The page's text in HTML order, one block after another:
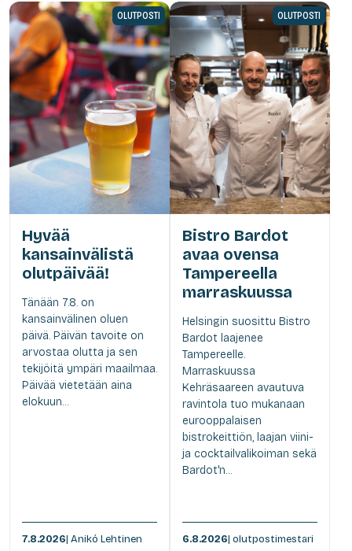
OLUTPOSTI
Hyvää
kansainvälistä
olutpäivää!
Tänään 7.8. on
kansainvälinen oluen
päivä. Päivän tavoite on
arvostaa olutta ja sen
tekijöitä ympäri maailmaa.
Päivää vietetään aina
elokuun...
7.8.2026| Anikó Lehtinen
OLUTPOSTI
Bistro Bardot
avaa ovensa
Tampereella
marraskuussa
Helsingin suosittu Bistro
Bardot laajenee
Tampereelle.
Marraskuussa
Kehräsaareen avautuva
ravintola tuo mukanaan
eurooppalaisen
bistrokeittiön, laajan viini-
ja cocktailvalikoiman sekä
Bardot'n...
6.8.2026| olutpostimestari